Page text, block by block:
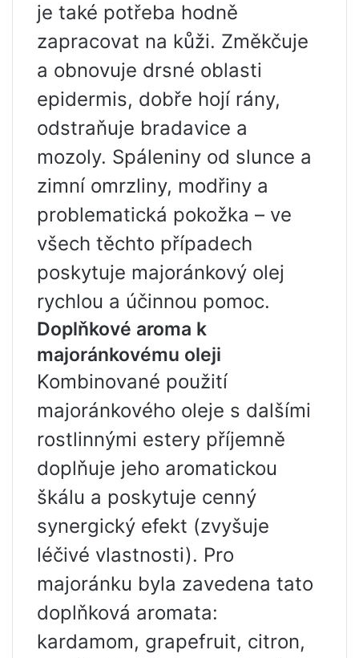
je také potřeba hodně
zapracovat na kůži. Změkčuje
a obnovuje drsné oblasti
epidermis, dobře hojí rány,
odstraňuje bradavice a
mozoly. Spáleniny od slunce a
zimní omrzliny, modřiny a
problematická pokožka – ve
všech těchto případech
poskytuje majoránkový olej
rychlou a účinnou pomoc.
Doplňkové aroma k
majoránkovému oleji
Kombinované použití
majoránkového oleje s dalšími
rostlinnými estery příjemně
doplňuje jeho aromatickou
škálu a poskytuje cenný
synergický efekt (zvyšuje
léčivé vlastnosti). Pro
majoránku byla zavedena tato
doplňková aromata:
kardamom, grapefruit, citron,